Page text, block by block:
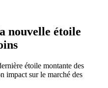
nouvelle étoile
étoile montante des
impact sur le marché des